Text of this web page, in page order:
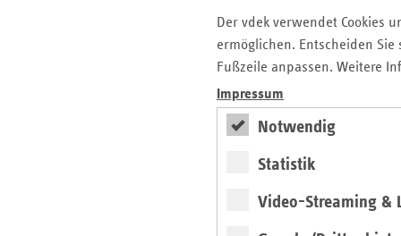
Der vdek verwendet Cookies
ermöglichen. Entscheiden
Fußzeile anpassen. Weitere
Impressum
Notwendig
Statistik
Video-Streaming &
Heil- und Hilfsmittel
Krankenhäuser
Prävention und
Gesundheitsförderung
Rettungsdienst und